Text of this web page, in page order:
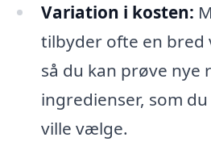
Variation i kosten:
tilbyder ofte en bred
så du kan prøve nye
ingredienser, som
ville vælge.